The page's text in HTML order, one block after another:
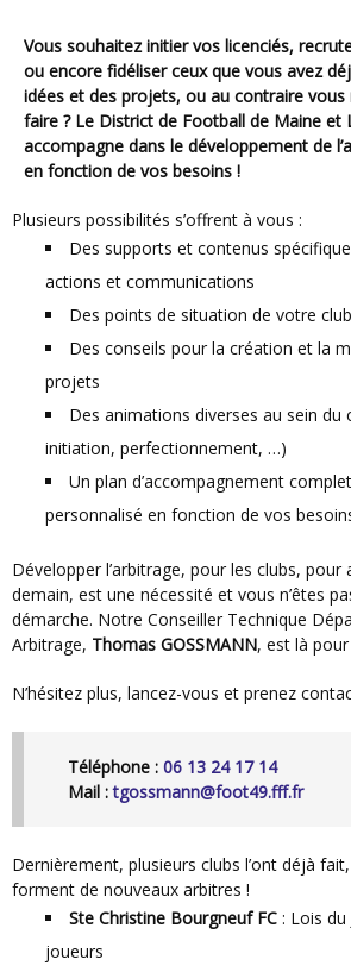
Vous souhaitez initier vos licenciés, recruter vos futurs arbitres
ou encore fidéliser ceux que vous avez
idées et des projets, ou au contraire vous
faire ? Le District de Football de Maine et
accompagne dans le développement de
en fonction de vos besoins !
Plusieurs possibilités s’offrent à vous :
Des supports et contenus
actions et communications
Des points de situation de votre club
Des conseils pour la création et la
projets
Des animations diverses au sein du
initiation, perfectionnement, …)
Un plan d’accompagnement
personnalisé en fonction de vos
Développer l’arbitrage, pour les clubs, pour aujourd’hui et pour
demain, est une nécessité et vous n’êtes
démarche. Notre Conseiller Technique
Arbitrage, Thomas GOSSMANN, est là
N’hésitez plus, lancez-vous et prenez
Téléphone : 06 13 24 17 14
Mail :tgossmann@foot49.fff.fr
Dernièrement, plusieurs clubs l’ont déjà fait, sont satisfaits et
forment de nouveaux arbitres !
Ste Christine Bourgneuf FC : Lois du
joueurs